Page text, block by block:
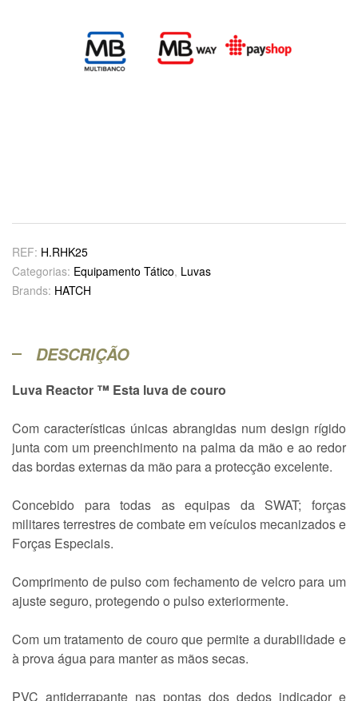
REF: H.RHK25
Categorias: Equipamento Tático, Luvas
Brands: HATCH
DESCRIÇÃO
Luva Reactor ™ Esta luva de couro
Com características únicas abrangidas num design rígido
junta com um preenchimento na palma da mão e ao redor
das bordas externas da mão para a protecção excelente.
Concebido para todas as equipas da SWAT; forças
militares terrestres de combate em veículos mecanizados e
Forças Especiais.
Comprimento de pulso com fechamento de velcro para um
ajuste seguro, protegendo o pulso exteriormente.
Com um tratamento de couro que permite a durabilidade e
à prova água para manter as mãos secas.
PVC antiderrapante nas pontas dos dedos indicador e